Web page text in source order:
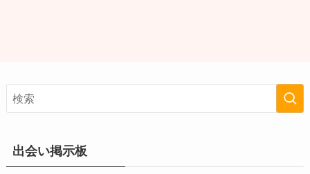
出会い掲示板